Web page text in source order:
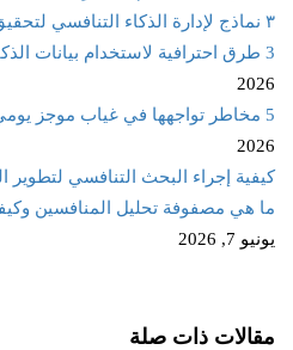
٣ نماذج لإدارة الذكاء التنافسي لتحقيق قيمة أعلى
3 طرق احترافية لاستخدام بيانات الذكاء التنافسي لديك
2026
5 مخاطر تواجهها في غياب موجز يومي للذكاء التنافسي
2026
كيفية إجراء البحث التنافسي لتطوير
ما هي مصفوفة تحليل المنافسين
يونيو 7, 2026
مقالات ذات صلة